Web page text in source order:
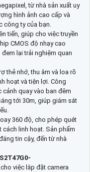
từ nhà sản xuất uy
hình ảnh cao cấp và
công ty của bạn.
tiến, giúp cho việc truyền
CMOS độ nhạy cao
lại trải nghiệm quan
thẻ nhớ, thu âm và loa rõ
hoạt và tiện lợi. Công
quay vào ban đêm
tới 30m, giúp giám sát
360 độ, cho phép quét
linh hoạt. Sản phẩm
tin cậy, đến từ nhà
việc lắp đặt camera